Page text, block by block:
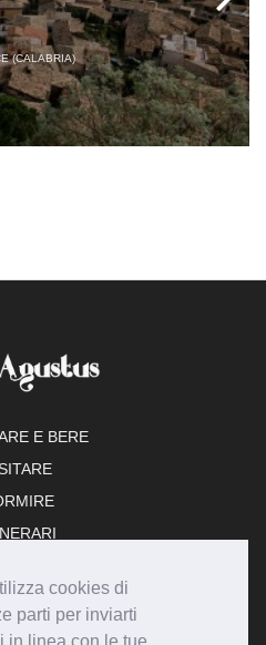
cookies di
parti per inviarti
in linea con le tue
(CALABRIA)
E BERE